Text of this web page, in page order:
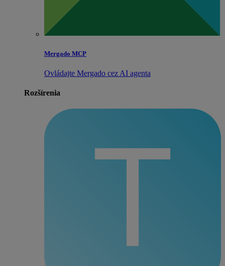
Mergado MCP
Ovládajte Mergado cez AI agenta
Rozšírenia